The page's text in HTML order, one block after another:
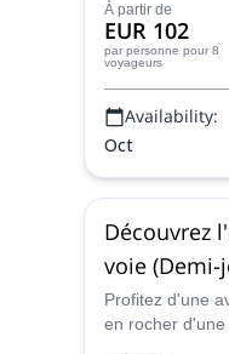
d'escalade.
À partir de
EUR 102
par personne pour 8
voyageurs
Availability:
Oct
Découvrez
voie (Demi-
Profitez d'une
en rocher d'une